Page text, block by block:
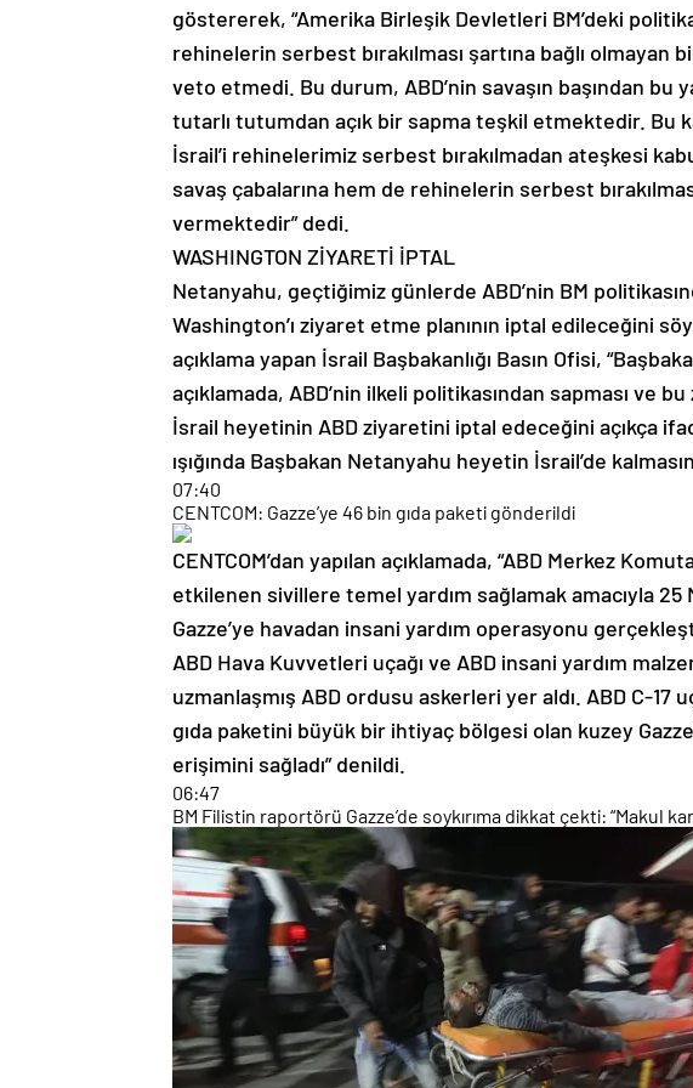
göstererek, “Amerika Birleşik Devletleri BM’deki
rehinelerin serbest bırakılması şartına bağlı olmayan
veto etmedi. Bu durum, ABD’nin savaşın başından bu
tutarlı tutumdan açık bir sapma teşkil etmektedir. Bu
İsrail’i rehinelerimiz serbest bırakılmadan ateşkesi
savaş çabalarına hem de rehinelerin serbest
vermektedir” dedi.
WASHINGTON ZİYARETİ İPTAL
Netanyahu, geçtiğimiz günlerde ABD’nin BM
Washington’ı ziyaret etme planının iptal edileceğini
açıklama yapan İsrail Başbakanlığı Basın Ofisi,
açıklamada, ABD’nin ilkeli politikasından sapması ve
İsrail heyetinin ABD ziyaretini iptal edeceğini açıkça
ışığında Başbakan Netanyahu heyetin İsrail’de
07:40
CENTCOM: Gazze’ye 46 bin gıda paketi gönderildi
CENTCOM’dan yapılan açıklamada, “ABD Merkez
etkilenen sivillere temel yardım sağlamak amacıyla 25
Gazze’ye havadan insani yardım operasyonu
ABD Hava Kuvvetleri uçağı ve ABD insani yardım
uzmanlaşmış ABD ordusu askerleri yer aldı. ABD C-17
gıda paketini büyük bir ihtiyaç bölgesi olan kuzey
erişimini sağladı” denildi.
06:47
BM Filistin raportörü Gazze’de soykırıma dikkat çekti: “Makul